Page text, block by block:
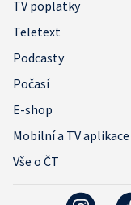
TV poplatky
Teletext
Podcasty
Počasí
E-shop
Mobilní a TV aplikace
Vše o ČT